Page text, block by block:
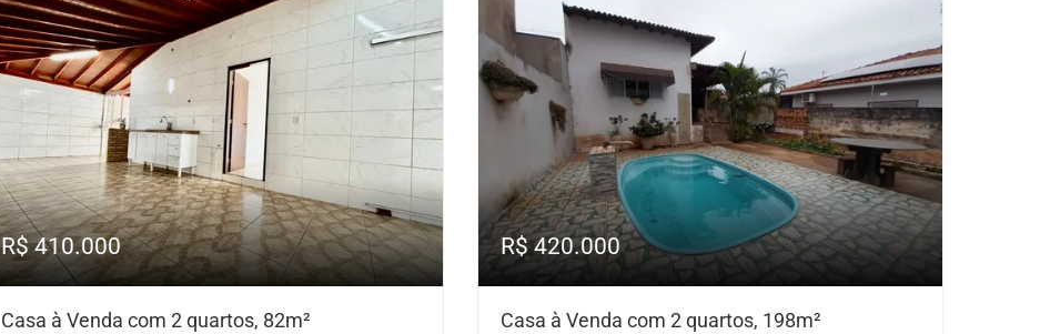
R$ 410.000
Casa à Venda com 2 quartos, 82m²
R$ 420.000
Casa à Venda com 2 quartos, 198m²